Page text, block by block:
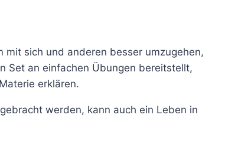
sich und anderen besser umzugehen,
Set an einfachen Übungen bereitstellt,
Materie erklären.
werden, kann auch ein Leben in